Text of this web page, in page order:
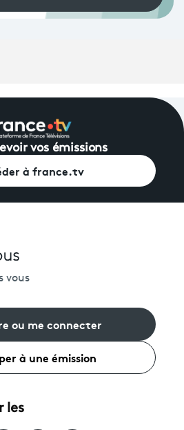
vos émissions
à france.tv
vous
ou me connecter
à une émission
les